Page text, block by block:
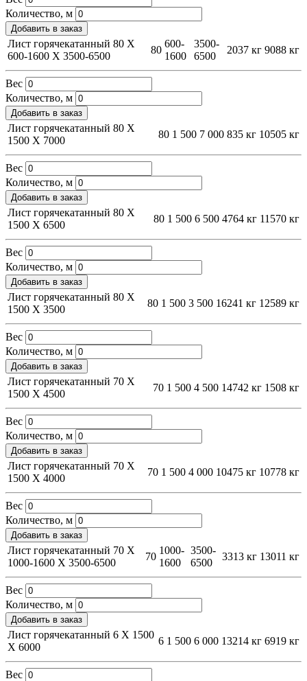
Количество, м
Добавить в заказ
Лист горячекатанный 80 Х
600-1600 Х 3500-6500
80
600-
1600
3500-
6500
2037 кг 9088 кг
Вес
Количество, м
Добавить в заказ
Лист горячекатанный 80 Х
1500 Х 7000
80 1 500 7 000 835 кг 10505 кг
Вес
Количество, м
Добавить в заказ
Лист горячекатанный 80 Х
1500 Х 6500
80 1 500 6 500 4764 кг 11570 кг
Вес
Количество, м
Добавить в заказ
Лист горячекатанный 80 Х
1500 Х 3500
80 1 500 3 500 16241 кг 12589 кг
Вес
Количество, м
Добавить в заказ
Лист горячекатанный 70 Х
1500 Х 4500
70 1 500 4 500 14742 кг 1508 кг
Вес
Количество, м
Добавить в заказ
Лист горячекатанный 70 Х
1500 Х 4000
70 1 500 4 000 10475 кг 10778 кг
Вес
Количество, м
Добавить в заказ
Лист горячекатанный 70 Х
1000-1600 Х 3500-6500
70
1000-
1600
3500-
6500
3313 кг 13011 кг
Вес
Количество, м
Добавить в заказ
Лист горячекатанный 6 Х 1500
Х 6000
6 1 500 6 000 13214 кг 6919 кг
Вес